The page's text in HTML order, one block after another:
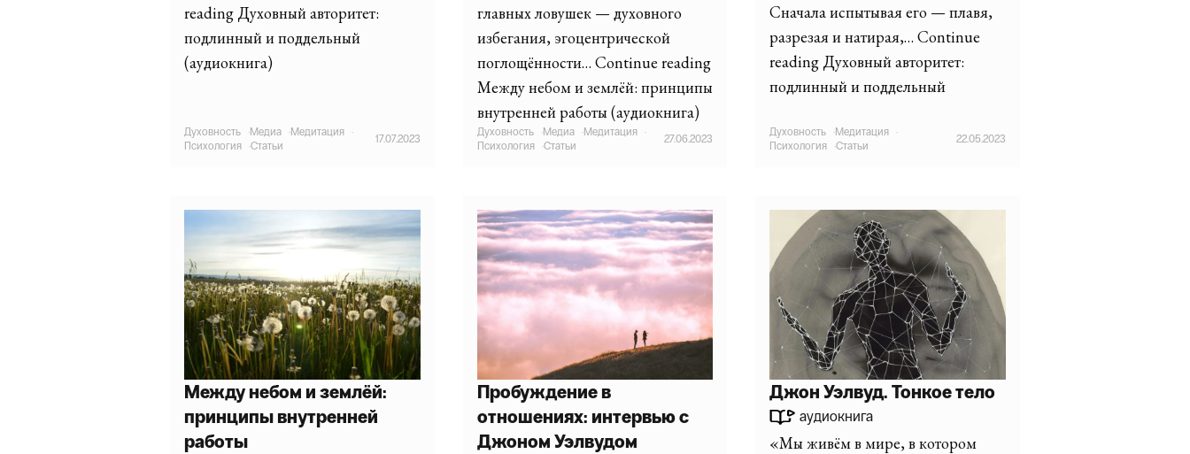
reading Духовный авторитет:
подлинный и поддельный
(аудиокнига)
Духовность ·Медиа ·Медитация ·
Психология ·Статьи
17.07.2023
главных ловушек — духовного
избегания, эгоцентрической
поглощённости… Continue reading
Между небом и землёй: принципы
внутренней работы (аудиокнига)
Духовность ·Медиа ·Медитация ·
Психология ·Статьи
27.06.2023
Сначала испытывая его — плавя,
разрезая и натирая,… Continue
reading Духовный авторитет:
подлинный и поддельный
Духовность ·Медитация ·
Психология ·Статьи
22.05.2023
Между небом и землёй:
принципы внутренней
работы
Пробуждение в
отношениях: интервью с
Джоном Уэлвудом
Джон Уэлвуд. Тонкое тело
аудиокнига
«Мы живём в мире, в котором